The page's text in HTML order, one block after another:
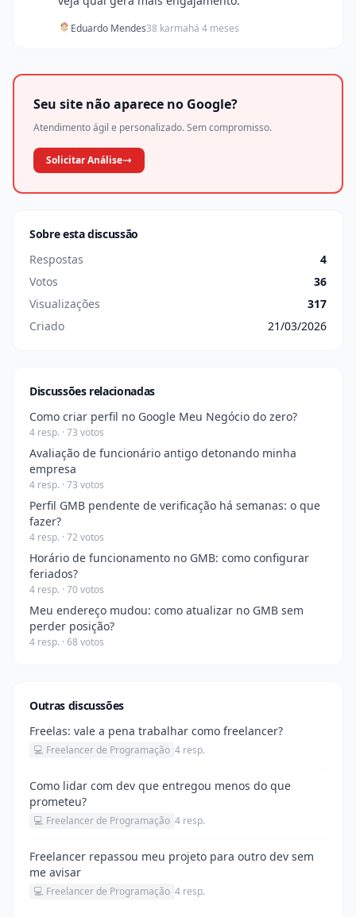
Eduardo Mendes38 karmahá 4 meses
Seu site não aparece no Google?
Atendimento ágil e personalizado. Sem compromisso.
Solicitar Análise
Sobre esta discussão
Respostas
4
Votos
36
Visualizações
317
Criado
21/03/2026
Discussões relacionadas
Como criar perfil no Google Meu Negócio do zero?
4 resp. · 73 votos
Avaliação de funcionário antigo detonando minha
empresa
4 resp. · 73 votos
Perfil GMB pendente de verificação há semanas: o que
fazer?
4 resp. · 72 votos
Horário de funcionamento no GMB: como configurar
feriados?
4 resp. · 70 votos
Meu endereço mudou: como atualizar no GMB sem
perder posição?
4 resp. · 68 votos
Outras discussões
Freelas: vale a pena trabalhar como freelancer?
💻 Freelancer de Programação 4 resp.
Como lidar com dev que entregou menos do que
prometeu?
💻 Freelancer de Programação 4 resp.
Freelancer repassou meu projeto para outro dev sem
me avisar
💻 Freelancer de Programação 4 resp.